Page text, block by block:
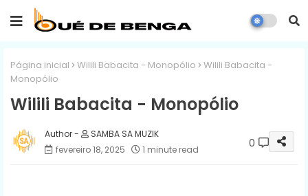
Página inicial Wilili Babacita - Monopólio
Wilili Babacita -
Monopólio
Wilili Babacita - Monopólio
SAMBA SA MUZIK
fevereiro 18, 2025
1 minute read 0